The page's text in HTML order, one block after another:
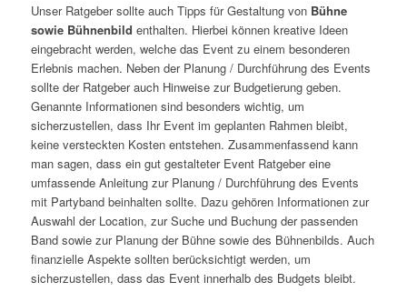
Unser Ratgeber sollte auch Tipps für Gestaltung von Bühne
sowie Bühnenbild enthalten. Hierbei können kreative Ideen
eingebracht werden, welche das Event zu einem besonderen
Erlebnis machen. Neben der Planung / Durchführung des Events
sollte der Ratgeber auch Hinweise zur Budgetierung geben.
Genannte Informationen sind besonders wichtig, um
sicherzustellen, dass Ihr Event im geplanten Rahmen bleibt,
keine versteckten Kosten entstehen. Zusammenfassend kann
man sagen, dass ein gut gestalteter Event Ratgeber eine
umfassende Anleitung zur Planung / Durchführung des Events
mit Partyband beinhalten sollte. Dazu gehören Informationen zur
Auswahl der Location, zur Suche und Buchung der passenden
Band sowie zur Planung der Bühne sowie des Bühnenbilds. Auch
finanzielle Aspekte sollten berücksichtigt werden, um
sicherzustellen, dass das Event innerhalb des Budgets bleibt.